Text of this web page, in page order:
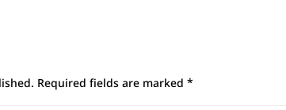
Required fields are marked *